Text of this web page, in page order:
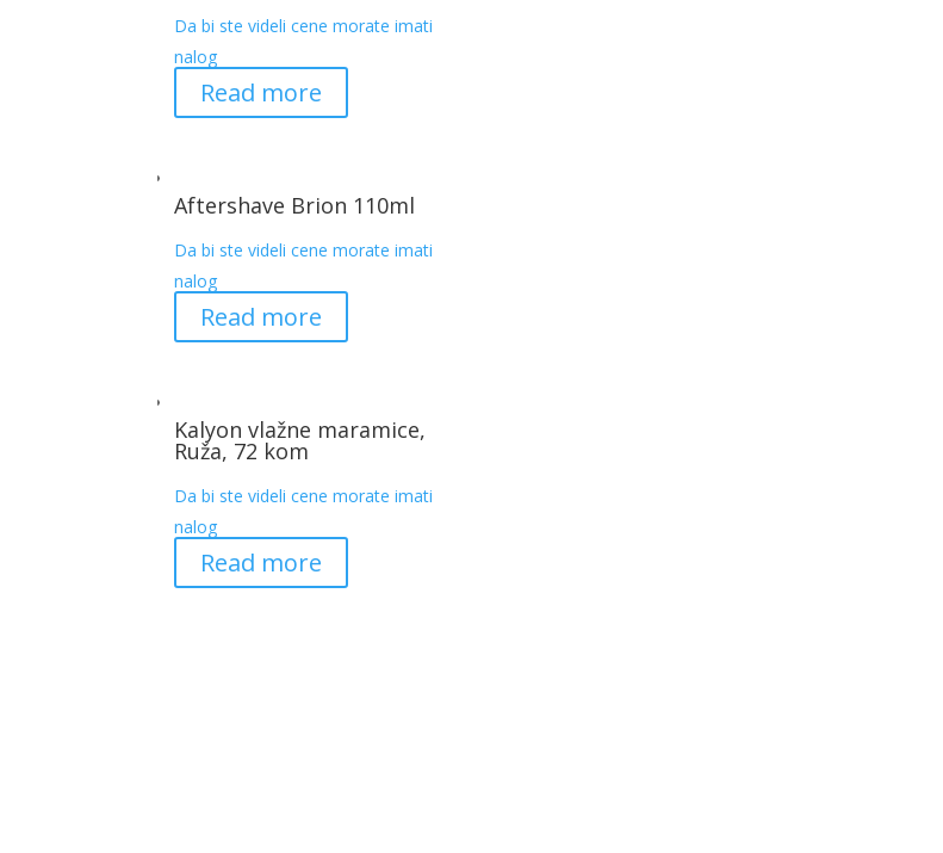
Da bi ste videli cene morate imati
nalog
Read more
Aftershave Brion 110ml
Da bi ste videli cene morate imati
nalog
Read more
Kalyon vlažne maramice,
Ruža, 72 kom
Da bi ste videli cene morate imati
nalog
Read more